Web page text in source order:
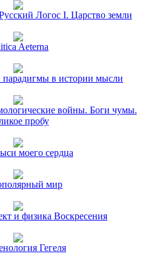
Логос I. Царство земли
Aeterna
в истории мысли
войны. Боги чумы.
пробу
моего сердца
мир
и физика Воскресения
Гегеля